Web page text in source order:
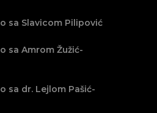
sa Slavicom Pilipović
sa Amrom Žužić-
sa dr. Lejlom Pašić-